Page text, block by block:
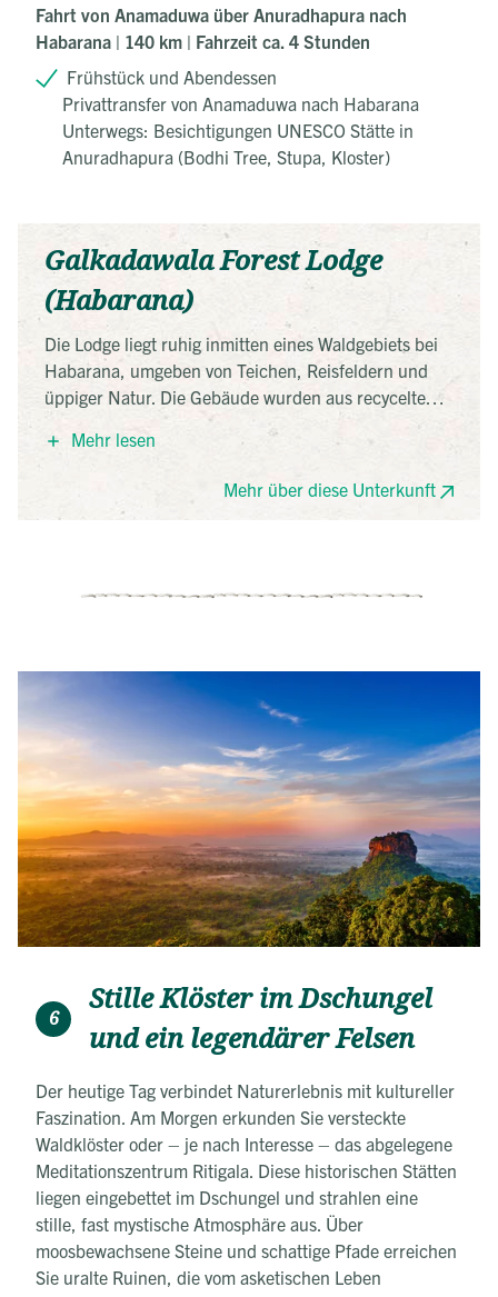
Fahrt von Anamaduwa über Anuradhapura nach
Habarana | 140 km | Fahrzeit ca. 4 Stunden
Frühstück und Abendessen
Privattransfer von Anamaduwa nach Habarana
Unterwegs: Besichtigungen UNESCO Stätte in
Anuradhapura (Bodhi Tree, Stupa, Kloster)
Galkadawala Forest Lodge
(Habarana)
Die Lodge liegt ruhig inmitten eines Waldgebiets bei
Habarana, umgeben von Teichen, Reisfeldern und
üppiger Natur. Die Gebäude wurden aus recycelten
Materialien und Naturstein errichtet und fügen sich
harmonisch in die Umgebung ein. Strom wird solar
Anbau. Die Unterkunft steht für schlichtes,
Mehr lesen
Mehr über diese Unterkunft
6
Stille Klöster im Dschungel
und ein legendärer Felsen
Der heutige Tag verbindet Naturerlebnis mit kultureller
Faszination. Am Morgen erkunden Sie versteckte
Waldklöster oder – je nach Interesse – das abgelegene
Meditationszentrum Ritigala. Diese historischen Stätten
liegen eingebettet im Dschungel und strahlen eine
stille, fast mystische Atmosphäre aus. Über
moosbewachsene Steine und schattige Pfade erreichen
Sie uralte Ruinen, die vom asketischen Leben